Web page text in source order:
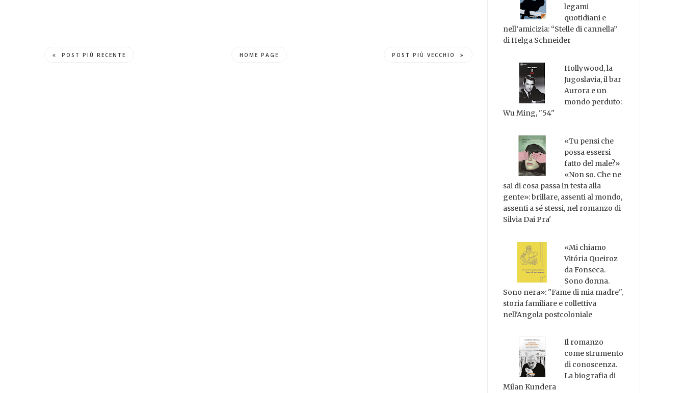
POST PIÙ RECENTE HOME PAGE POST PIÙ VECCHIO
legami
quotidiani e
nell’amicizia: “Stelle di cannella”
di Helga Schneider
Hollywood, la
Jugoslavia, il bar
Aurora e un
mondo perduto:
Wu Ming, "54"
«Tu pensi che
possa essersi
fatto del male?»
«Non so. Che ne
sai di cosa passa in testa alla
gente»: brillare, assenti al mondo,
assenti a sé stessi, nel romanzo di
Silvia Dai Pra'
«Mi chiamo
Vitória Queiroz
da Fonseca.
Sono donna.
Sono nera»: "Fame di mia madre",
storia familiare e collettiva
nell'Angola postcoloniale
Il romanzo
come strumento
di conoscenza.
La biografia di
Milan Kundera